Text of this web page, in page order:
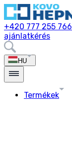
+420 777 255 766
ajánlatkérés
HU
Termékek